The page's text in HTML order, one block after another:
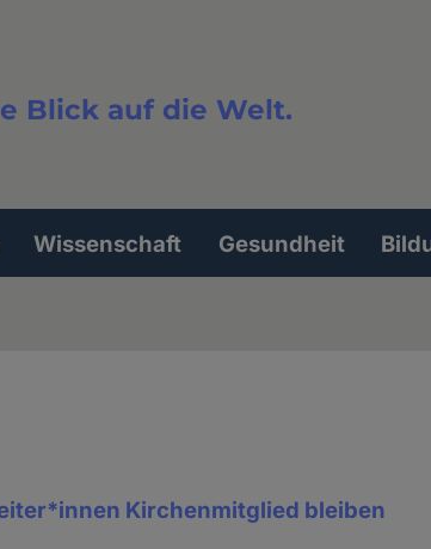
Blick auf die Welt.
Wissenschaft Gesundheit
Kirchenmitglied bleiben